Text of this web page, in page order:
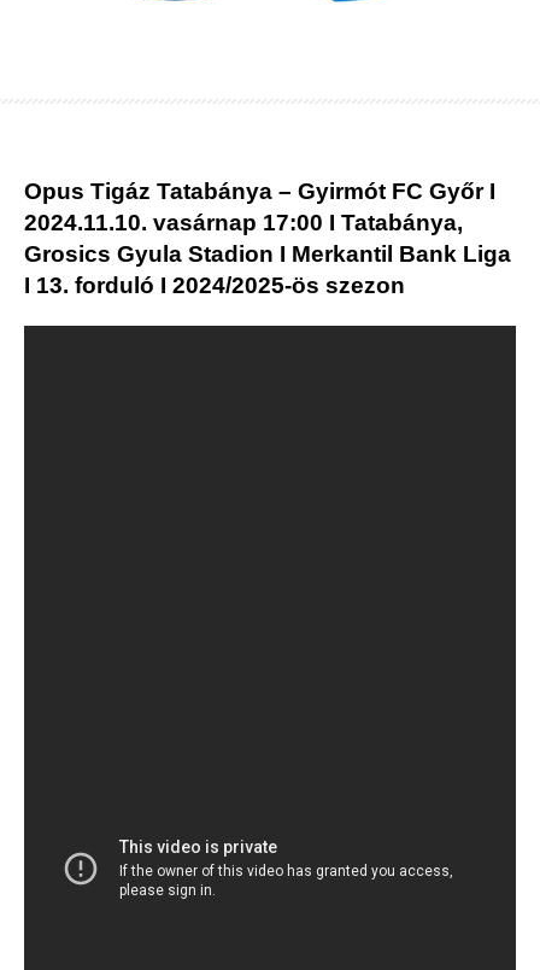
Opus Tigáz Tatabánya – Gyirmót FC Győr I
2024.11.10. vasárnap 17:00 I Tatabánya,
Grosics Gyula Stadion I Merkantil Bank Liga
I 13. forduló I 2024/2025-ös szezon